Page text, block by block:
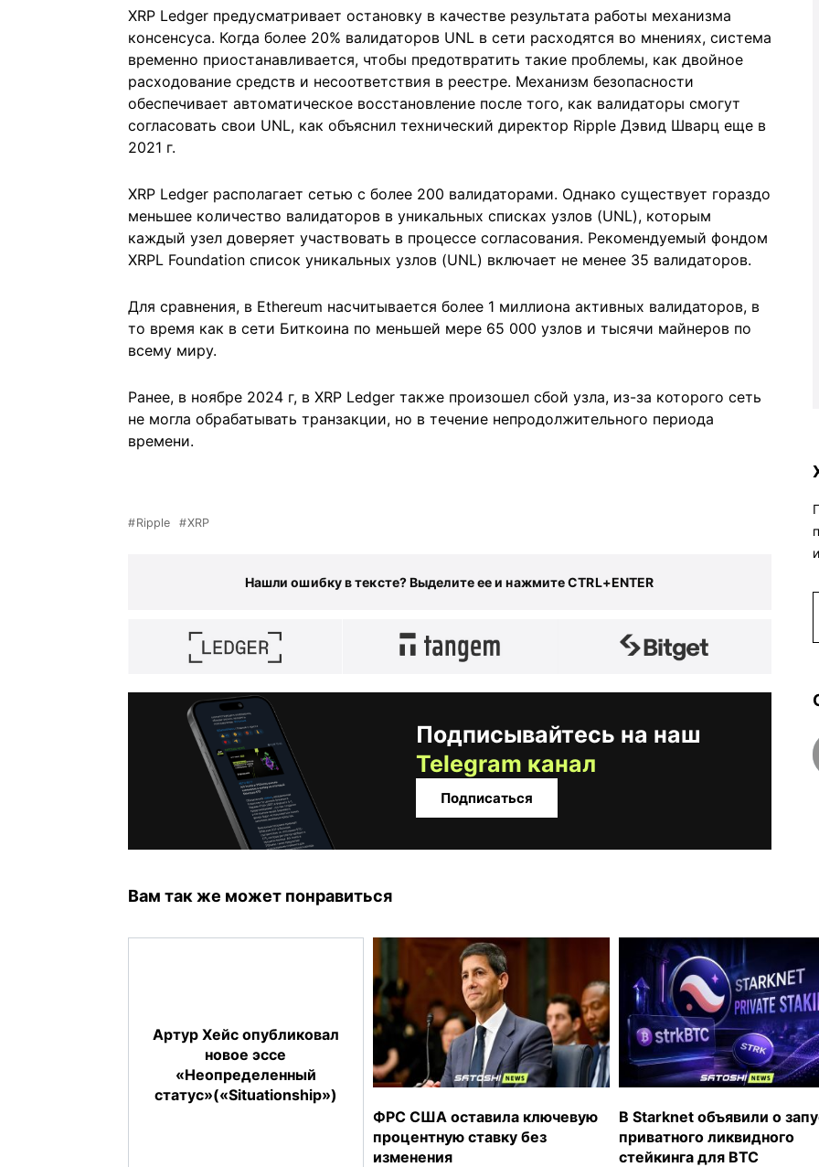
XRP Ledger предусматривает остановку в качестве результата работы механизма
консенсуса. Когда более 20% валидаторов UNL в сети расходятся во мнениях, система
временно приостанавливается, чтобы предотвратить такие проблемы, как двойное
расходование средств и несоответствия в реестре. Механизм безопасности
обеспечивает автоматическое восстановление после того, как валидаторы смогут
согласовать свои UNL, как объяснил технический директор Ripple Дэвид Шварц еще в
2021 г.
XRP Ledger располагает сетью с более 200 валидаторами. Однако существует гораздо
меньшее количество валидаторов в уникальных списках узлов (UNL), которым
каждый узел доверяет участвовать в процессе согласования. Рекомендуемый фондом
XRPL Foundation список уникальных узлов (UNL) включает не менее 35 валидаторов.
Для сравнения, в Ethereum насчитывается более 1 миллиона активных валидаторов, в
то время как в сети Биткоина по меньшей мере 65 000 узлов и тысячи майнеров по
всему миру.
Ранее, в ноябре 2024 г, в XRP Ledger также произошел сбой узла, из-за которого сеть
не могла обрабатывать транзакции, но в течение непродолжительного периода
времени.
Ripple XRP
Нашли ошибку в тексте? Выделите ее и нажмите CTRL+ENTER
Подписывайтесь на наш
Telegram канал
Подписаться
Вам так же может понравиться
Артур Хейс опубликовал
новое эссе
«Неопределенный
статус»(«Situationship»)
ФРС США оставила ключевую
процентную ставку без
изменения
В Starknet объявили о
приватного ликвидного
стейкинга для BTC